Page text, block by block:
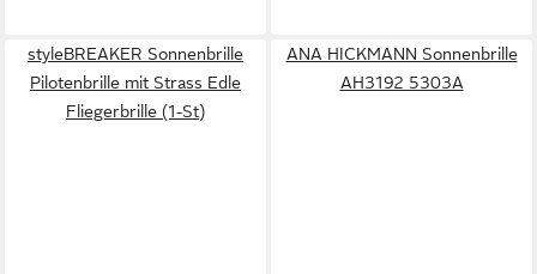
styleBREAKER Sonnenbrille
Pilotenbrille mit Strass Edle
Fliegerbrille (1-St)
ANA HICKMANN Sonnenbrille
AH3192 5303A